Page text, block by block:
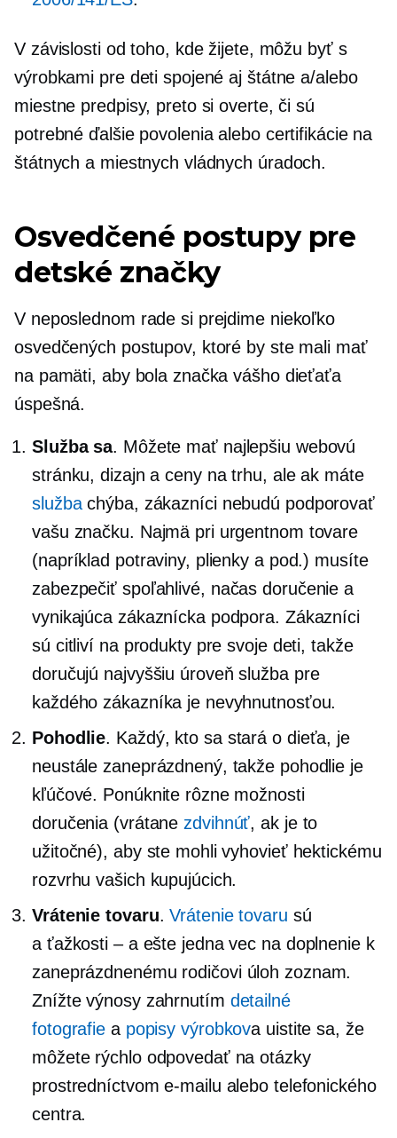
V závislosti od toho, kde žijete, môžu byť s
výrobkami pre deti spojené aj štátne a/alebo
miestne predpisy, preto si overte, či sú
potrebné ďalšie povolenia alebo certifikácie na
štátnych a miestnych vládnych úradoch.
Osvedčené postupy pre
detské značky
V neposlednom rade si prejdime niekoľko
osvedčených postupov, ktoré by ste mali mať
na pamäti, aby bola značka vášho dieťaťa
úspešná.
Služba sa. Môžete mať najlepšiu webovú
stránku, dizajn a ceny na trhu, ale ak máte
službachýba, zákazníci nebudú podporovať
vašu značku. Najmä pri urgentnom tovare
(napríklad potraviny, plienky a pod.) musíte
zabezpečiť spoľahlivé, načas doručenie a
vynikajúca zákaznícka podpora. Zákazníci
sú citliví na produkty pre svoje deti, takže
doručujú najvyššiu úroveň služba pre
každého zákazníka je nevyhnutnosťou.
Pohodlie. Každý, kto sa stará o dieťa, je
neustále zaneprázdnený, takže pohodlie je
kľúčové. Ponúknite rôzne možnosti
doručenia (vrátane zdvihnúť, ak je to
užitočné), aby ste mohli vyhovieť hektickému
rozvrhu vašich kupujúcich.
Vrátenie tovaru.Vrátenie tovaru sú
a ťažkosti – aešte jedna vec na doplnenie k
zaneprázdnenému rodičovi úloh zoznam.
Znížte výnosy zahrnutím detailné
fotografie a popisy výrobkova uistite sa, že
môžete rýchlo odpovedať na otázky
prostredníctvom e-mailu alebo telefonického
centra.